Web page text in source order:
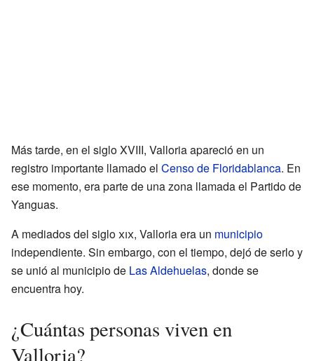
Más tarde, en el siglo XVIII, Valloria apareció en un
registro importante llamado el Censo de Floridablanca. En
ese momento, era parte de una zona llamada el Partido de
Yanguas.
A mediados del sigloxix, Valloria era un municipio
independiente. Sin embargo, con el tiempo, dejó de serlo y
se unió al municipio de Las Aldehuelas, donde se
encuentra hoy.
¿Cuántas personas viven en
Valloria?